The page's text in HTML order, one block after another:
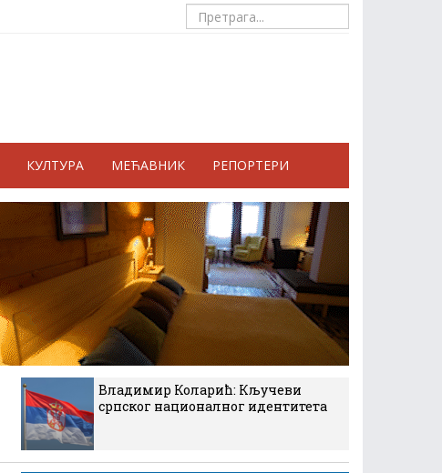
КУЛТУРА МЕЋАВНИК РЕПОРТЕРИ
Владимир Коларић: Кључеви
српског националног идентитета